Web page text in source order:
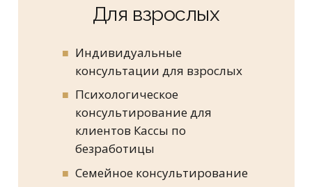
Для взрослых
Индивидуальные
консультации для взрослых
Психологическое
консультирование для
клиентов Кассы по
безработицы
Семейное консультирование